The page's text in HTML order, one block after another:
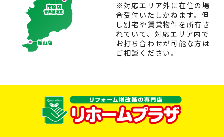
※対応エリア外に在住の場
合受付いたしかねます。但
し別宅や賃貸物件を所有さ
れていて、対応エリア内で
お打ち合わせが可能な方は
ご相談ください。